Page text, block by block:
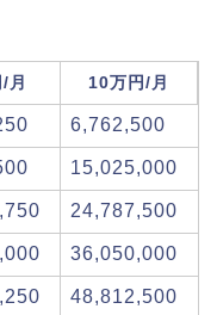
月 10万円/月
6,762,500
15,025,000
24,787,500
36,050,000
48,812,500